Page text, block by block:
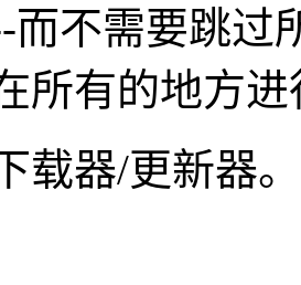
而不需要跳过
所有的地方
器/更新器。